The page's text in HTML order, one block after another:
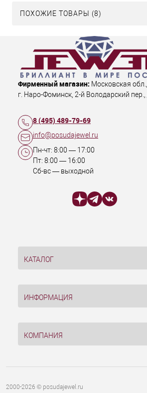
ПОХОЖИЕ ТОВАРЫ (8)
Фирменный магазин: Московская обл.,
г. Наро-Фоминск, 2-й Володарский пер.,
8 (495) 489-79-69
info@posudajewel.ru
Пн-чт: 8:00 — 17:00
Пт: 8:00 — 16:00
Сб-вс — выходной
КАТАЛОГ
ИНФОРМАЦИЯ
КОМПАНИЯ
2000-2026 © posudajewel.ru